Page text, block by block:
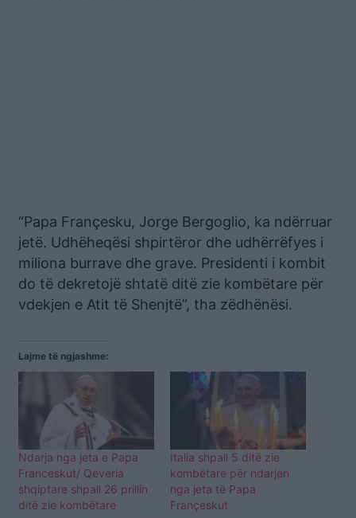
“Papa Françesku, Jorge Bergoglio, ka ndërruar
jetë. Udhëheqësi shpirtëror dhe udhërrëfyes i
miliona burrave dhe grave. Presidenti i kombit
do të dekretojë shtatë ditë zie kombëtare për
vdekjen e Atit të Shenjtë”, tha zëdhënësi.
Lajme të ngjashme:
Ndarja nga jeta e Papa
Franceskut/ Qeveria
shqiptare shpall 26 prillin
ditë zie kombëtare
Italia shpall 5 ditë zie
kombëtare për ndarjen
nga jeta të Papa
Françeskut